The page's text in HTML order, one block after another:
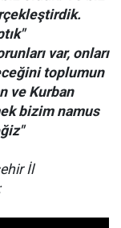
var, onları
toplumun
ve Kurban
bizim namus
İl